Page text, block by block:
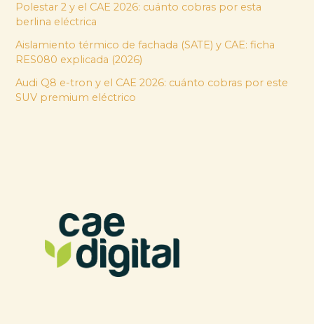
Polestar 2 y el CAE 2026: cuánto cobras por esta
berlina eléctrica
Aislamiento térmico de fachada (SATE) y CAE: ficha
RES080 explicada (2026)
Audi Q8 e-tron y el CAE 2026: cuánto cobras por este
SUV premium eléctrico